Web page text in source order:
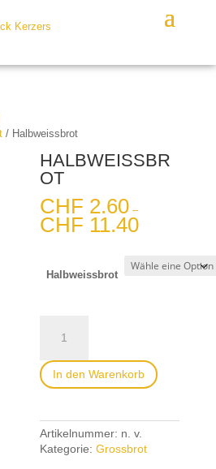
/ Halbweissbrot
HALBWEISSBR
OT
CHF 2.60 –
CHF 11.40
Halbweissbrot
Menge
In den Warenkorb
Artikelnummer: n. v.
Kategorie:Grossbrot